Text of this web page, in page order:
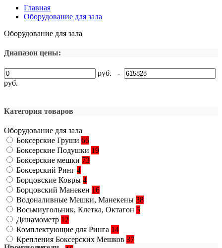
Главная
Оборудование для зала
Оборудование для зала
Диапазон цены:
руб. -
руб.
Категория товаров
Оборудование для зала
Боксерские Груши 66
Боксерские Подушки 19
Боксерские мешки 73
Боксерский Ринг 4
Борцовские Ковры 4
Борцовский Манекен 16
Водоналивные Мешки, Манекены 38
Восьмиугольник, Клетка, Октагон 5
Динамометр 12
Комплектующие для Ринга 14
Крепления Боксерских Мешков 37